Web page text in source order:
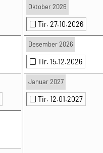
Oktober 2026
Tir. 27.10.2026
Desember 2026
Tir. 15.12.2026
Januar 2027
Tir. 12.01.2027